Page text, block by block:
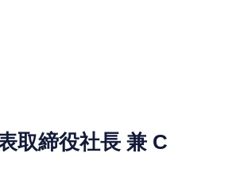
取締役社長 兼 C